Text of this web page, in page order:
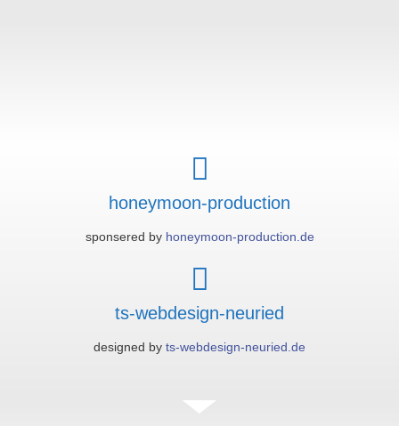
honeymoon-production
sponsered by honeymoon-production.de
ts-webdesign-neuried
designed by ts-webdesign-neuried.de